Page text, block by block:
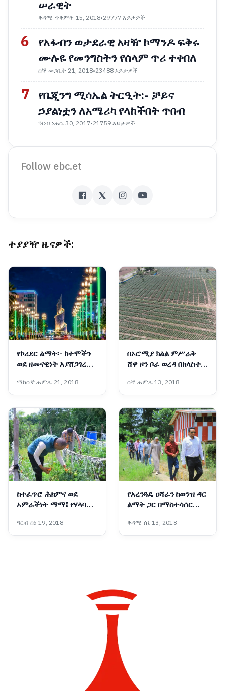
ሠራዊት
ቅዳሜ ጥቅምት 15, 2018•29777 እይታዎች
6
የአፋብን ወታደራዊ አዛዥ ኮማንዶ ፍቅሩ
ሙሉዬ የመንግስትን የሰላም ጥሪ ተቀበለ
ሰኞ መጋቢት 21, 2018•23488 እይታዎች
7
የቤጂንግ ሚሳኤል ትርዒት:- ቻይና
ኃያልነቷን ለአሜሪካ የላከችበት ጥበብ
ዓርብ ነሐሴ 30, 2017•21759 እይታዎች
Follow ebc.et
ተያያዥ ዜናዎች:
የኮሪደር ልማት፡- ከተሞችን
ወደ ዘመናዊነት እያሸጋገረ
ማክሰኞ ሐምሌ 21, 2018
በኦሮሚያ ክልል ምሥራቅ
ሸዋ ዞን ቦራ ወረዳ በክላስተር
(በምሥል) 📷የኦሮሚያ ክልል
ኮሙኒኬሽን ቢሮ
ሰኞ ሐምሌ 13, 2018
ከተፈጥሮ ሕክምና ወደ
አምራችነት ማማ፤ የሃላባዋ
ተምሳሌት
ዓርብ ሰኔ 19, 2018
የአረንጓዴ ዐሻራን ከወንዝ ዳር
ልማት ጋር በማስተሳሰር
እየተከናወነ ነው፡- ርዕሰ
መስተዳድር ኦርዲን በድሪ
ቅዳሜ ሰኔ 13, 2018